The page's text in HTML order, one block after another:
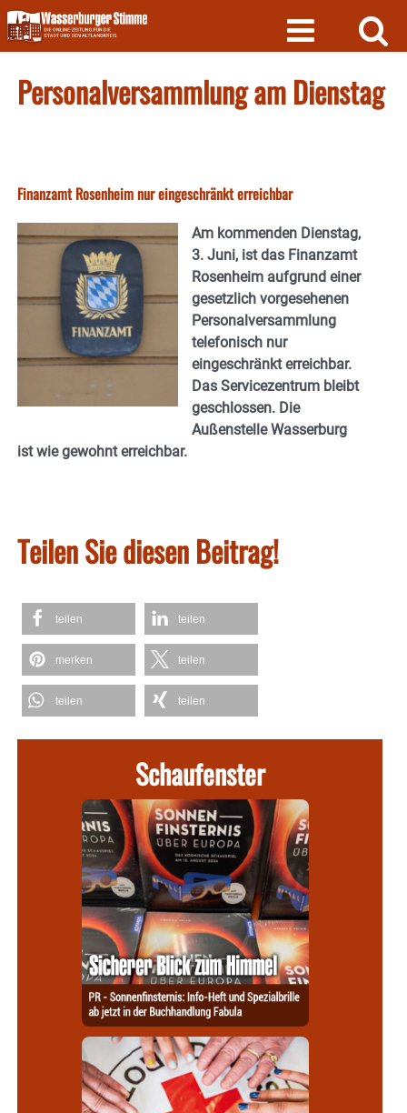
Skip
to
content
Personalversammlung am Dienstag
Finanzamt Rosenheim nur eingeschränkt erreichbar
Am kommenden Dienstag,
3. Juni, ist das Finanzamt
Rosenheim aufgrund einer
gesetzlich vorgesehenen
Personalversammlung
telefonisch nur
eingeschränkt erreichbar.
Das Servicezentrum bleibt
geschlossen. Die
Außenstelle Wasserburg
ist wie gewohnt erreichbar.
Teilen Sie diesen Beitrag!
teilen teilen
merken teilen
teilen teilen
Schaufenster